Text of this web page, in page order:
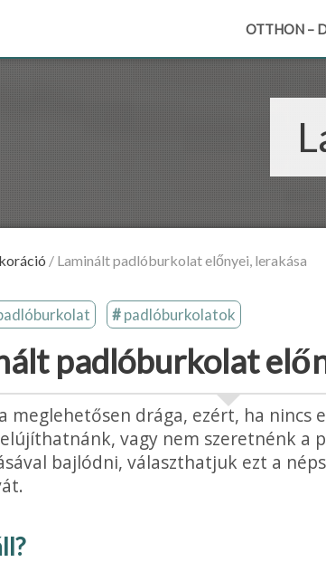
OTTHON –
/ Laminált padlóburkolat előnyei, lerakása
padlóburkolatok
padlóburkolat
meglehetősen drága, ezért, ha nincs
vagy nem szeretnénk a
bajlódni, választ­hatjuk ezt a